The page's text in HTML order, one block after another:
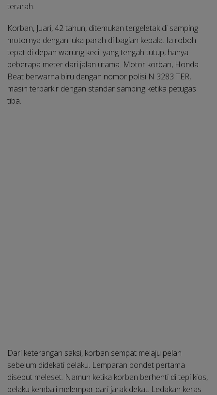
terarah.
Korban, Juari, 42 tahun, ditemukan tergeletak di samping
motornya dengan luka parah di bagian kepala. Ia roboh
tepat di depan warung kecil yang tengah tutup, hanya
beberapa meter dari jalan utama. Motor korban, Honda
Beat berwarna biru dengan nomor polisi N 3283 TER,
masih terparkir dengan standar samping ketika petugas
tiba.
Dari keterangan saksi, korban sempat melaju pelan
sebelum didekati pelaku. Lemparan bondet pertama
disebut meleset. Namun ketika korban berhenti di tepi kios,
pelaku kembali melempar dari jarak dekat. Ledakan keras